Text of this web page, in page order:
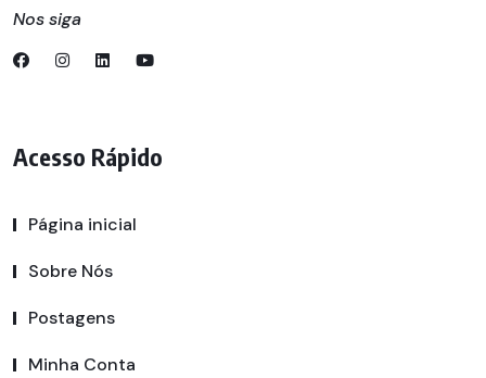
Nos siga
Acesso Rápido
Página inicial
Sobre Nós
Postagens
Minha Conta